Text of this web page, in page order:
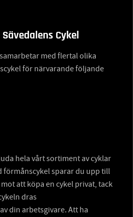
Cykel
med flertal olika
för närvarande följande
hela vårt sortiment av cyklar
förmånscykel sparar du upp till
att köpa en cykel privat, tack
dras
din arbetsgivare. Att ha